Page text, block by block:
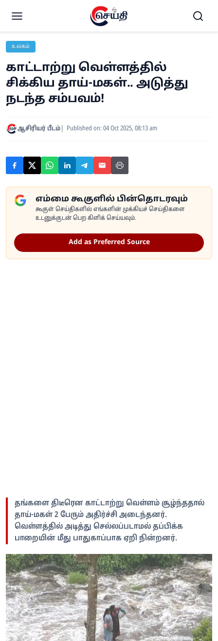
உலகம்
காட்டாற்று வெள்ளத்தில்
சிக்கிய தாய்-மகள்.. அடுத்து
நடந்த சம்பவம்!
ஆசிரியர் பீடம் Published on: 04 Oct 2025, 08:13 am
எம்மை கூகுளில் பின்தொடரவும்
கூகுள் செய்திகளில் எங்களின் முக்கியச் செய்திகளை
உடனுக்குடன் பெற கிளிக் செய்யவும்.
Add as Preferred Source
தங்களை திடீரென காட்டாற்று வெள்ளம் சூழ்ந்ததால்
தாய்-மகள் 2 பேரும் அதிர்ச்சி அடைந்தனர்.
வெள்ளத்தில் அடித்து செல்லப்படாமல் தப்பிக்க
பாறையின் மீது பாதுகாப்பாக ஏறி நின்றனர்.